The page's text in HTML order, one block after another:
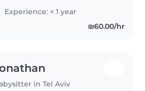
קטנה, עונה מהר להודעות
Experience: < 1 year
₪60.00/hr
in Tel Aviv